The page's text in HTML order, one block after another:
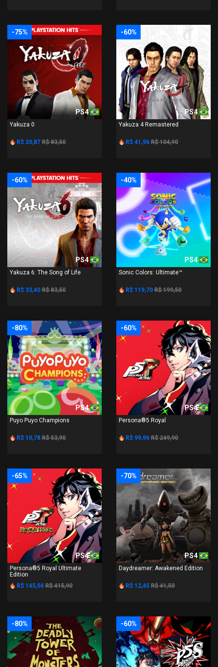
-75%
PS4
Yakuza 0
R$ 20,87 R$ 83,50
-60%
PS4
Yakuza 4 Remastered
R$ 41,96 R$ 104,90
-60%
PS4
Yakuza 6: The Song of Life
R$ 33,40 R$ 83,50
-40%
PS4
Sonic Colors: Ultimate™
R$ 119,70 R$ 199,50
-80%
PS4
Puyo Puyo Champions
R$ 10,78 R$ 53,90
-60%
PS4
Persona®5 Royal
R$ 99,96 R$ 249,90
-65%
PS4
Persona®5 Royal Ultimate
Edition
R$ 145,56 R$ 415,90
-70%
PS4
Daydreamer: Awakened Edition
R$ 12,45 R$ 41,50
-80% -60%